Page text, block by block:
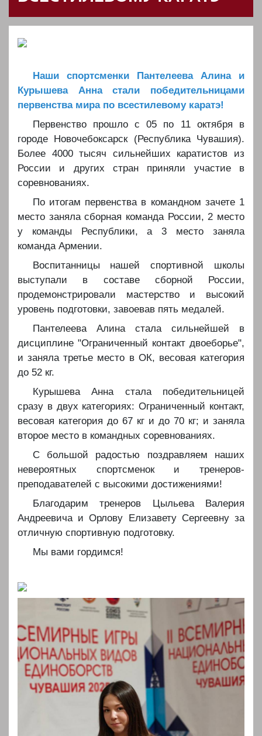
️Наши спортсменки Пантелеева Алина и
Курышева Анна стали победительницами
первенства мира по всестилевому каратэ!
️️️Первенство прошло с 05 по 11 октября в
городе Новочебоксарск (Республика Чувашия).
Более 4000 тысяч сильнейших каратистов из
России и других стран приняли участие в
соревнованиях.
️️️По итогам первенства в командном зачете 1
место заняла сборная команда России, 2 место
у команды Республики, а 3 место заняла
команда Армении.
️️️Воспитанницы нашей спортивной школы
выступали в составе сборной России,
продемонстрировали мастерство и высокий
уровень подготовки, завоевав пять медалей.
️️️Пантелеева Алина стала сильнейшей в
дисциплине "Ограниченный контакт двоеборье",
и заняла третье место в ОК, весовая категория
до 52 кг.
️️️Курышева Анна стала победительницей
сразу в двух категориях: Ограниченный контакт,
весовая категория до 67 кг и до 70 кг; и заняла
второе место в командных соревнованиях.
️️️С большой радостью поздравляем наших
невероятных спортсменок и тренеров-
преподавателей с высокими достижениями!
️️️Благодарим тренеров Цыльева Валерия
Андреевича и Орлову Елизавету Сергеевну за
отличную спортивную подготовку.
️️️Мы вами гордимся!